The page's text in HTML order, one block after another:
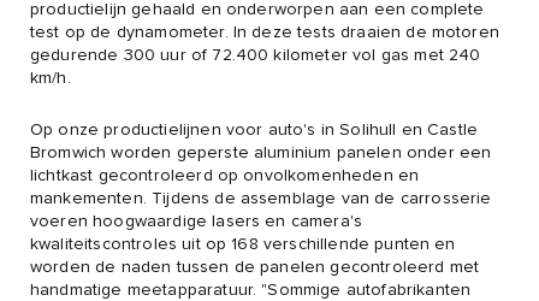
productielijn gehaald en onderworpen aan een complete
test op de dynamometer. In deze tests draaien de motoren
gedurende 300 uur of 72.400 kilometer vol gas met 240
km/h.
Op onze productielijnen voor auto's in Solihull en Castle
Bromwich worden geperste aluminium panelen onder een
lichtkast gecontroleerd op onvolkomenheden en
mankementen. Tijdens de assemblage van de carrosserie
voeren hoogwaardige lasers en camera's
kwaliteitscontroles uit op 168 verschillende punten en
worden de naden tussen de panelen gecontroleerd met
handmatige meetapparatuur. "Sommige autofabrikanten